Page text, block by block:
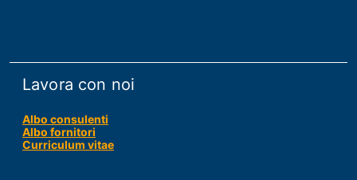
Lavora con noi
Albo consulenti
Albo fornitori
Curriculum vitae